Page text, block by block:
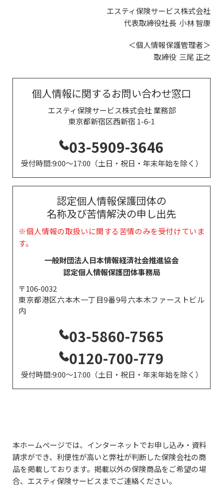
エスティ保険サービス株式会社
代表取締役社長 小林 智康
＜個人情報保護管理者＞
取締役 三尾 正之
個人情報に関するお問い合わせ窓口
エスティ保険サービス株式会社 業務部
東京都新宿区西新宿 1-6-1
03-5909-3646
受付時間:9:00～17:00（土日・祝日・年末年始を除く）
認定個人情報保護団体の
名称及び苦情解決の申し出先
※個人情報の取扱いに関する苦情のみを受付けていま
す。
一般財団法人日本情報経済社会推進協会
認定個人情報保護団体事務局
〒106-0032
東京都港区六本木一丁目9番9号六本木ファーストビル
内
03-5860-7565
0120-700-779
受付時間:9:00～17:00（土日・祝日・年末年始を除く）
本ホームページでは、インターネットでお申し込み・資料
請求ができ、利便性が高いと弊社が判断した保険会社の商
品を掲載しております。掲載以外の保険商品をご希望の場
合、エスティ保険サービスまでご連絡ください。